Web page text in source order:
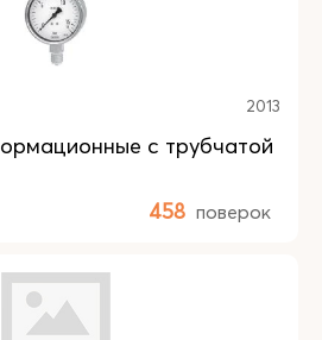
2013
с трубчатой
458 поверок